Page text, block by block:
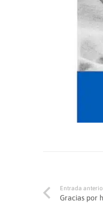
Entrada
Gracias por